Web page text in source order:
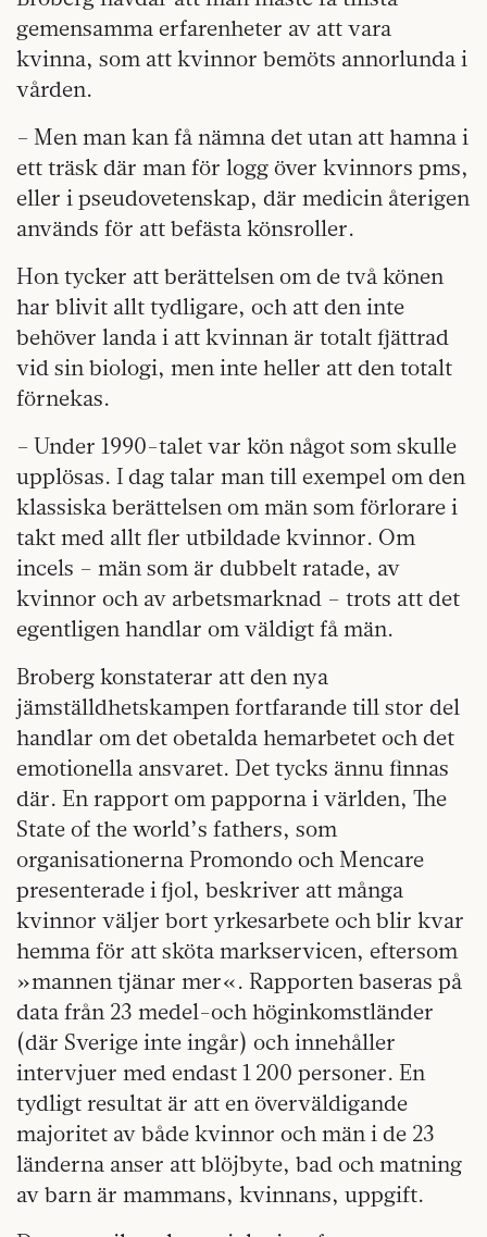
gemensamma erfarenheter av att vara
kvinna, som att kvinnor bemöts annorlunda i
vården.
– Men man kan få nämna det utan att hamna i
ett träsk där man för logg över kvinnors pms,
eller i pseudovetenskap, där medicin återigen
används för att befästa könsroller.
Hon tycker att berättelsen om de två könen
har blivit allt tydligare, och att den inte
behöver landa i att kvinnan är totalt fjättrad
vid sin biologi, men inte heller att den totalt
förnekas.
– Under 1990-talet var kön något som skulle
upplösas. I dag talar man till exempel om den
klassiska berättelsen om män som förlorare i
takt med allt fler utbildade kvinnor. Om
incels – män som är dubbelt ratade, av
kvinnor och av arbetsmarknad – trots att det
egentligen handlar om väldigt få män.
Broberg konstaterar att den nya
jämställdhetskampen fortfarande till stor del
handlar om det obetalda hemarbetet och det
emotionella ansvaret. Det tycks ännu finnas
där. En rapport om papporna i världen, The
State of the world’s fathers, som
organisationerna Promondo och Mencare
presenterade i fjol, beskriver att många
kvinnor väljer bort yrkesarbete och blir kvar
hemma för att sköta markservicen, eftersom
»mannen tjänar mer«. Rapporten baseras på
data från 23 medel-och höginkomstländer
(där Sverige inte ingår) och innehåller
intervjuer med endast 1 200 personer. En
tydligt resultat är att en överväldigande
majoritet av både kvinnor och män i de 23
länderna anser att blöjbyte, bad och matning
av barn är mammans, kvinnans, uppgift.